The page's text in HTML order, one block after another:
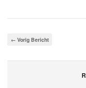
← Vorig Bericht